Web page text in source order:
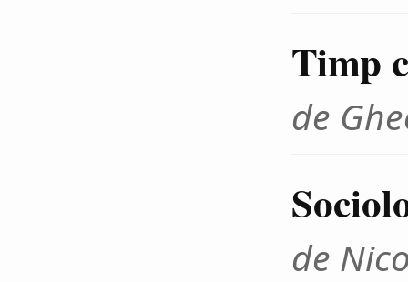
Timp
de
de